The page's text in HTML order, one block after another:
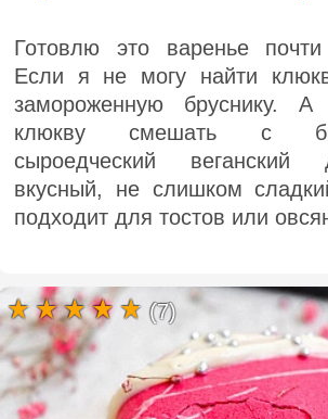
Готовлю это варенье
Если я не могу найти
замороженную бруснику.
клюкву смешать с
сыроедческий
вкусный, не слишком
подходит для тостов или
(7)